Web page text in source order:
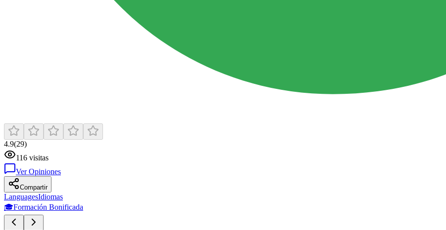
4.9(29)
116 visitas
Ver Opiniones
Compartir
LanguagesIdiomas
🎓Formación Bonificada